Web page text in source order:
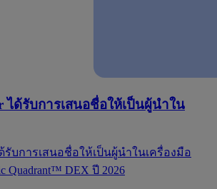
ได้รับการเสนอชื่อให้เป็นผู้นำใน
ด้รับการเสนอชื่อให้เป็นผู้นำในเครื่องมือ
Quadrant™ DEX ปี 2026